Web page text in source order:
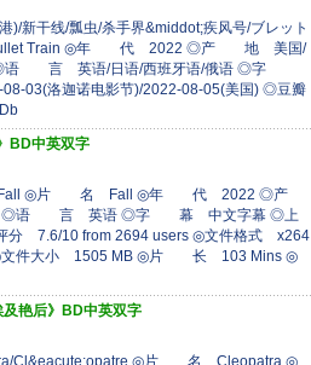
干线/瓢虫/杀手界&middot;疾风号/ブレット
Train ◎年 代 2022 ◎产 地 美国/
语 言 英语/日语/西班牙语/俄语 ◎字
03(洛迦诺电影节)/2022-08-05(美国) ◎豆瓣
BD中英双字
Fall ◎片 名 Fall ◎年 代 2022 ◎产
◎语 言 英语 ◎字 幕 中文字幕 ◎上
分 7.6/10 from 2694 users ◎文件格式 x264
文件大小 1505 MB ◎片 长 103 Mins ◎
艳后》BD中英双字
Cl&eacute;opatre ◎片 名 Cleopatra ◎